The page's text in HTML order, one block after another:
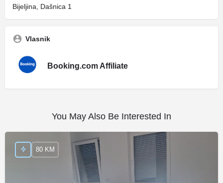
Bijeljina, Dašnica 1
Vlasnik
Booking.com Affiliate
You May Also Be Interested In
80 KM